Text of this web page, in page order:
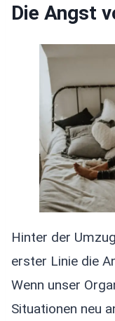
Die Angst
Hinter der
erster Linie die
Wenn unser
Situationen neu